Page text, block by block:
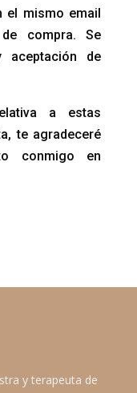
el mismo email
compra. Se
aceptación de
a estas
te agradeceré
conmigo en
y terapeuta de